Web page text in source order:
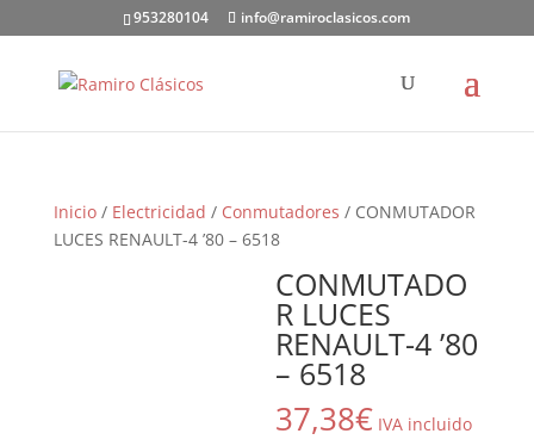
953280104 info@ramiroclasicos.com
Inicio/ Electricidad / Conmutadores / CONMUTADOR
LUCES RENAULT-4 ’80 – 6518
CONMUTADO
R LUCES
RENAULT-4 ’80
– 6518
37,38€ IVA incluido